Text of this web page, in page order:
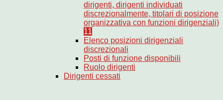
dirigenti, dirigenti individuati
discrezionalmente, titolari di posizione
organizzativa con funzioni dirigenziali)
11
Elenco posizioni dirigenziali
discrezionali
Posti di funzione disponibili
Ruolo dirigenti
Dirigenti cessati